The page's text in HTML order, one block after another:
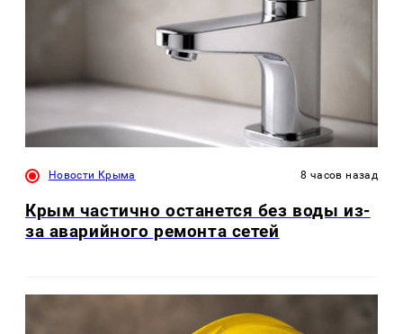
Новости Крыма 8 часов назад
Крым частично останется без воды из-
за аварийного ремонта сетей